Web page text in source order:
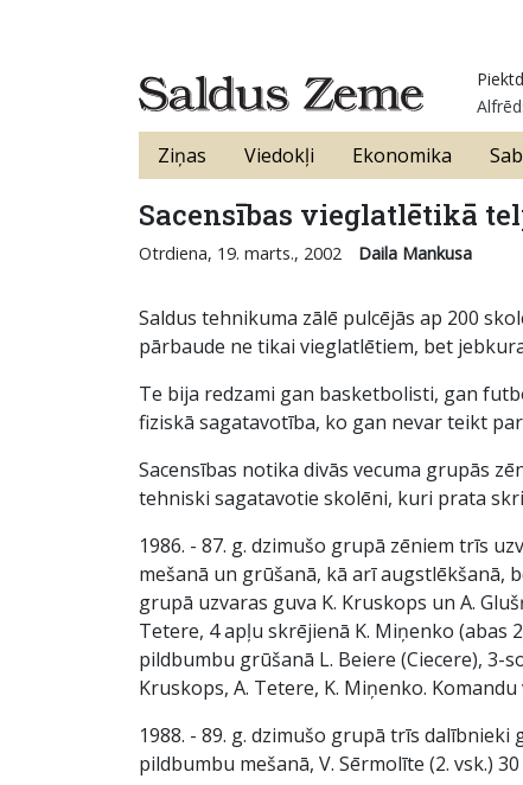
Ziņas Viedokļi Ekonomika
Sacensības vieglatlētikā
Otrdiena, 19. marts., 2002 Daila Mankusa
Saldus tehnikuma zālē pulcējās ap 200
pārbaude ne tikai vieglatlētiem, bet
Te bija redzami gan basketbolisti, gan
fiziskā sagatavotība, ko gan nevar teikt
Sacensības notika divās vecuma grupās
tehniski sagatavotie skolēni, kuri prata
1986. - 87. g. dzimušo grupā zēniem trīs
mešanā un grūšanā, kā arī augstlēkšanā,
grupā uzvaras guva K. Kruskops un A.
Tetere, 4 apļu skrējienā K. Miņenko (abas
pildbumbu grūšanā L. Beiere (Ciecere), 3-
Kruskops, A. Tetere, K. Miņenko.
1988. - 89. g. dzimušo grupā trīs dalībnieki
pildbumbu mešanā, V. Sērmolīte (2. vsk.)